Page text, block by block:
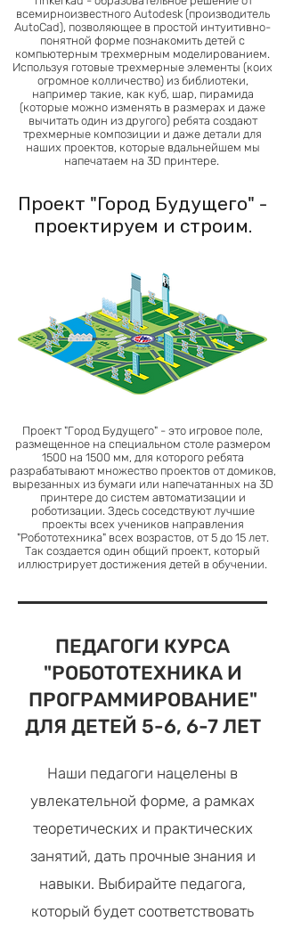
всемирноизвестного Autodesk (производитель
AutoCad), позволяющее в простой интуитивно-
понятной форме познакомить детей с
компьютерным трехмерным моделированием.
Используя готовые трехмерные элементы (коих
огромное колличество) из библиотеки,
например такие, как куб, шар, пирамида
(которые можно изменять в размерах и даже
вычитать один из другого) ребята создают
трехмерные композиции и даже детали для
наших проектов, которые вдальнейшем мы
напечатаем на 3D принтере.
Проект "Город Будущего" -
проектируем и строим.
Проект "Город Будущего" - это игровое поле,
размещенное на специальном столе размером
1500 на 1500 мм, для которого ребята
разрабатывают множество проектов от домиков,
вырезанных из бумаги или напечатанных на 3D
принтере до систем автоматизации и
роботизации. Здесь соседствуют лучшие
проекты всех учеников направления
"Робототехника" всех возрастов, от 5 до 15 лет.
Так создается один общий проект, который
иллюстрирует достижения детей в обучении.
ПЕДАГОГИ КУРСА
"РОБОТОТЕХНИКА И
ПРОГРАММИРОВАНИЕ"
ДЛЯ ДЕТЕЙ 5-6, 6-7 ЛЕТ
Наши педагоги нацелены в
увлекательной форме, а рамках
теоретических и практических
занятий, дать прочные знания и
навыки. Выбирайте педагога,
который будет соответствовать